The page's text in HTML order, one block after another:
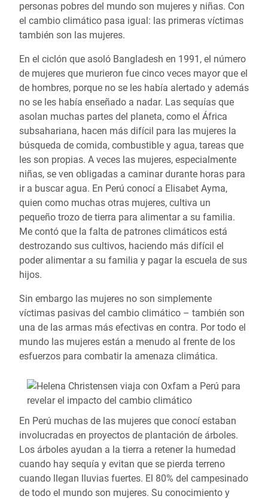
personas pobres del mundo son mujeres y niñas. Con
el cambio climático pasa igual: las primeras víctimas
también son las mujeres.
En el ciclón que asoló Bangladesh en 1991, el número
de mujeres que murieron fue cinco veces mayor que el
de hombres, porque no se les había alertado y además
no se les había enseñado a nadar. Las sequías que
asolan muchas partes del planeta, como el África
subsahariana, hacen más difícil para las mujeres la
búsqueda de comida, combustible y agua, tareas que
les son propias. A veces las mujeres, especialmente
niñas, se ven obligadas a caminar durante horas para
ir a buscar agua. En Perú conocí a Elisabet Ayma,
quien como muchas otras mujeres, cultiva un
pequeño trozo de tierra para alimentar a su familia.
Me contó que la falta de patrones climáticos está
destrozando sus cultivos, haciendo más difícil el
poder alimentar a su familia y pagar la escuela de sus
hijos.
Sin embargo las mujeres no son simplemente
víctimas pasivas del cambio climático – también son
una de las armas más efectivas en contra. Por todo el
mundo las mujeres están a menudo al frente de los
esfuerzos para combatir la amenaza climática.
En Perú muchas de las mujeres que conocí estaban
involucradas en proyectos de plantación de árboles.
Los árboles ayudan a la tierra a retener la humedad
cuando hay sequía y evitan que se pierda terreno
cuando llegan lluvias fuertes. El 80% del campesinado
de todo el mundo son mujeres. Su conocimiento y